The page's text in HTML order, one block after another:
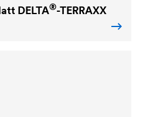
DELTA®-TERRAXX